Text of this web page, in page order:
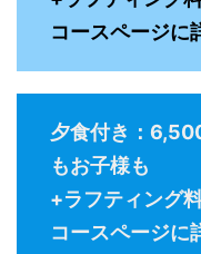
コースページに
夕食付き：
もお子様も
+ラフティング
コースページに